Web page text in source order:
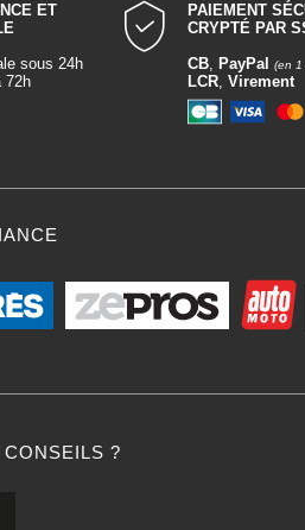
ET
sous 24h
72h
PAIEMENT
CRYPTÉ PAR
CB, PayPal (en 1
LCR,Virement
?